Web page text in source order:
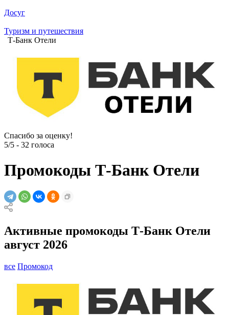
Досуг
Туризм и путешествия
Т-Банк Отели
Спасибо за оценку!
5/5 - 32 голоса
Промокоды Т-Банк Отели
Активные промокоды Т-Банк Отели
август 2026
все Промокод